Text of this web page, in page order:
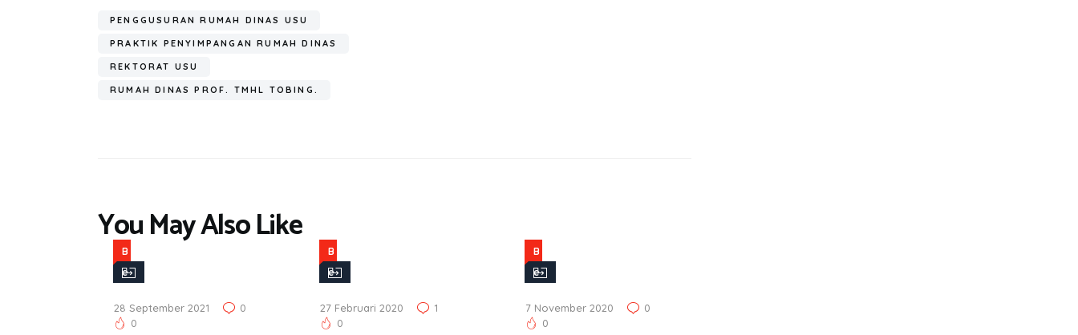
o
ok
er s
A
p
p
gr
a
m
PENGGUSURAN RUMAH DINAS USU
PRAKTIK PENYIMPANGAN RUMAH DINAS
REKTORAT USU
RUMAH DINAS PROF. TMHL TOBING.
You May Also Like
B
e
i
28 September 2021
0
0
B
e
i
27 Februari 2020
1
0
B
e
i
7 November 2020
0
0